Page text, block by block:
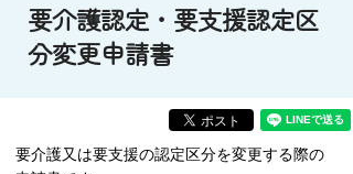
要介護認定・要支援認定区
分変更申請書
要介護又は要支援の認定区分を変更する際の